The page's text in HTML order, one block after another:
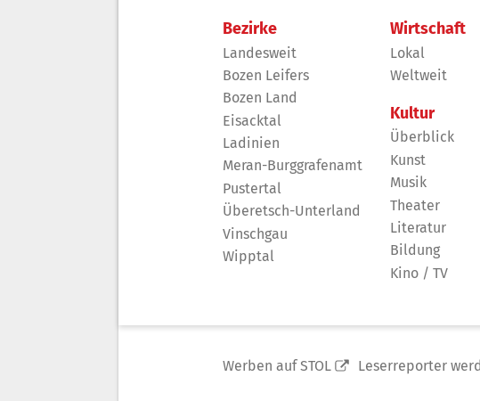
Bezirke
Landesweit
Bozen Leifers
Bozen Land
Eisacktal
Ladinien
Meran-Burggrafenamt
Pustertal
Überetsch-Unterland
Vinschgau
Wipptal
Wirtschaft
Lokal
Weltweit
Kultur
Überblick
Kunst
Musik
Theater
Literatur
Bildung
Kino / TV
Werben auf STOL Leserreporter